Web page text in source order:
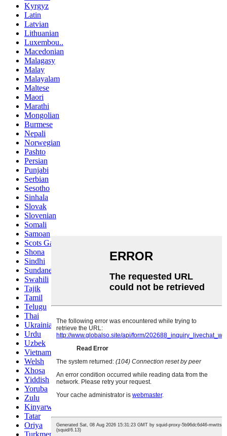
Kyrgyz
Latin
Latvian
Lithuanian
Luxembou..
Macedonian
Malagasy
Malay
Malayalam
Maltese
Maori
Marathi
Mongolian
Burmese
Nepali
Norwegian
Pashto
Persian
Punjabi
Serbian
Sesotho
Sinhala
Slovak
Slovenian
Somali
Samoan
Scots Gaelic
Shona
Sindhi
Sundanese
Swahili
Tajik
Tamil
Telugu
Thai
Ukrainian
Urdu
Uzbek
Vietnamese
Welsh
Xhosa
Yiddish
Yoruba
Zulu
Kinyarwanda
Tatar
Oriya
Turkmen